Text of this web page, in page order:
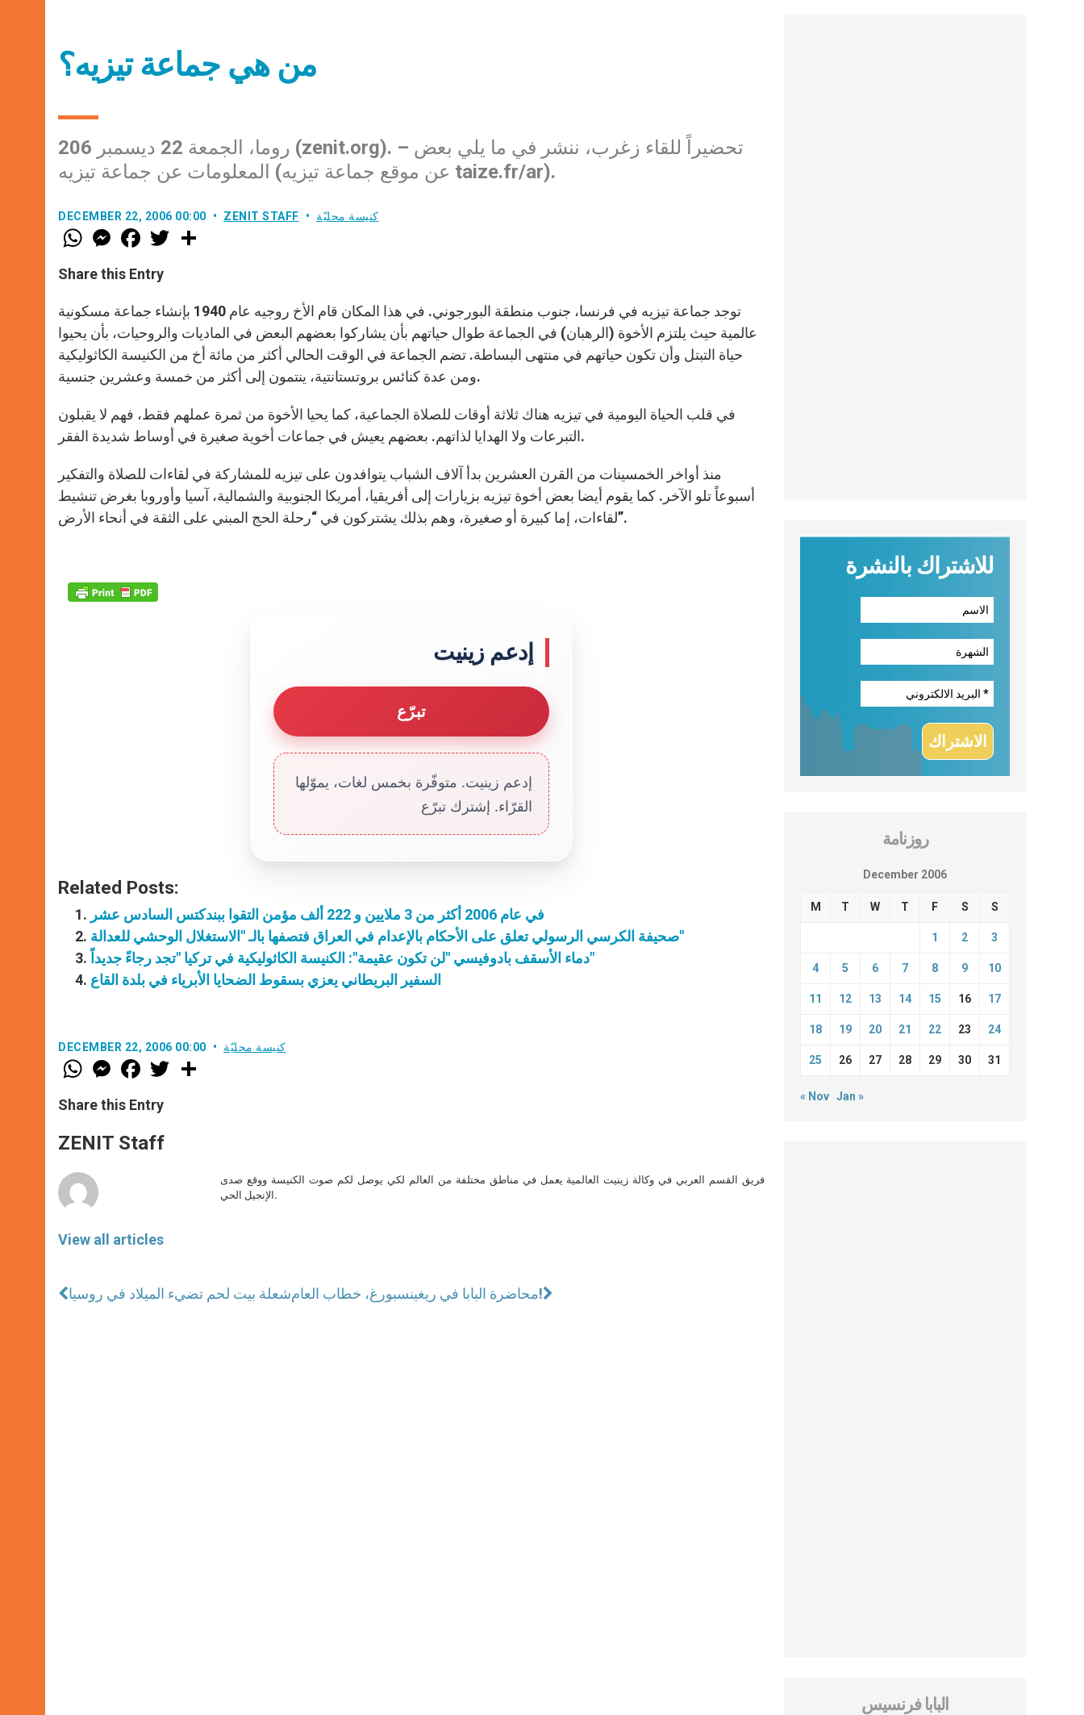
من هي جماعة تيزيه؟
روما، الجمعة 22 ديسمبر 206 (zenit.org). – تحضيراً للقاء زغرب، ننشر في ما يلي بعض
المعلومات عن جماعة تيزيه (عن موقع جماعة تيزيه taize.fr/ar).
DECEMBER 22, 2006 00:00 ZENIT STAFF كنيسة محليّة
W
h
t
s
p
p
M
e
s
e
g
e
r
F
a
e
b
o
k
w
r
Share this Entry
توجد جماعة تيزيه في فرنسا، جنوب منطقة البورجوني. في هذا المكان قام الأخ روجيه عام 1940 بإنشاء جماعة مسكونية
عالمية حيث يلتزم الأخوة (الرهبان) في الجماعة طوال حياتهم بأن يشاركوا بعضهم البعض في الماديات والروحيات، بأن يحيوا
حياة التبتل وأن تكون حياتهم في منتهى البساطة. تضم الجماعة في الوقت الحالي أكثر من مائة أخ من الكنيسة الكاثوليكية
ومن عدة كنائس بروتستانتية، ينتمون إلى أكثر من خمسة وعشرين جنسية.
في قلب الحياة اليومية في تيزيه هناك ثلاثة أوقات للصلاة الجماعية، كما يحيا الأخوة من ثمرة عملهم فقط، فهم لا يقبلون
التبرعات ولا الهدايا لذاتهم. بعضهم يعيش في جماعات أخوية صغيرة في أوساط شديدة الفقر.
منذ أواخر الخمسينات من القرن العشرين بدأ آلاف الشباب يتوافدون على تيزيه للمشاركة في لقاءات للصلاة والتفكير
أسبوعاً تلو الآخر. كما يقوم أيضا بعض أخوة تيزيه بزيارات إلى أفريقيا، أمريكا الجنوبية والشمالية، آسيا وأوروبا بغرض تنشيط
لقاءات، إما كبيرة أو صغيرة، وهم بذلك يشتركون في “رحلة الحج المبني على الثقة في أنحاء الأرض”.
إدعم زينيت
تبرّع
إدعم زينيت. متوفّرة بخمس لغات، يموّلها
القرّاء. إشترك تبرّع
Related Posts:
في عام 2006 أكثر من 3 ملايين و 222 ألف مؤمن التقوا ببندكتس السادس عشر
صحيفة الكرسي الرسولي تعلق على الأحكام بالإعدام في العراق فتصفها بالـ "الاستغلال الوحشي للعدالة"
دماء الأسقف بادوفيسي "لن تكون عقيمة": الكنيسة الكاثوليكية في تركيا "تجد رجاءً جديداً"
السفير البريطاني يعزي بسقوط الضحايا الأبرياء في بلدة القاع
DECEMBER 22, 2006 00:00 كنيسة محليّة
W
h
t
s
p
p
M
e
s
e
g
e
F
a
e
b
o
k
w
Share this Entry
ZENIT Staff
View all articles
فريق القسم العربي في وكالة زينيت العالمية يعمل في مناطق مختلفة من العالم لكي يوصل لكم صوت الكنيسة ووقع صدى
الإنجيل الحي.
شعلة بيت لحم تضيء الميلاد في روسيا محاضرة البابا في ريغينسبورغ، خطاب العام!
للاشتراك بالنشرة
روزنامة
December 2006
M T W T F S S
1 2 3
4 5 6 7 8 9 10
11 12 13 14 15 16 17
18 19 20 21 22 23 24
25 26 27 28 29 30 31
« Nov Jan »
البابا فرنسيس